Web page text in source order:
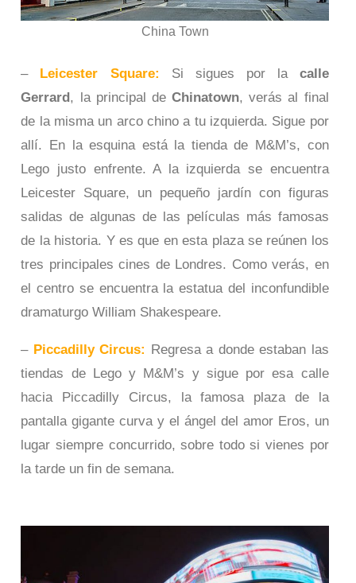
China Town
– Leicester Square: Si sigues por la calle
Gerrard , la principal deChinatown, verás al final
de la misma un arco chino a tu izquierda. Sigue por
allí. En la esquina está la tienda de M&M’s, con
Lego justo enfrente. A la izquierda se encuentra
Leicester Square, un pequeño jardín con figuras
salidas de algunas de las películas más famosas
de la historia. Y es que en esta plaza se reúnen los
tres principales cines de Londres. Como verás, en
el centro se encuentra la estatua del inconfundible
dramaturgo William Shakespeare.
– Piccadilly Circus:
Regresa a donde estaban las
tiendas de Lego y M&M’s y sigue por esa calle
hacia Piccadilly Circus, la famosa plaza de la
pantalla gigante curva y el ángel del amor Eros, un
lugar siempre concurrido, sobre todo si vienes por
la tarde un fin de semana.